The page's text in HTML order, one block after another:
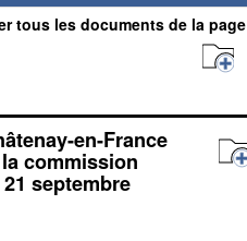
tous les documents de la page
en-France
commission
septembre